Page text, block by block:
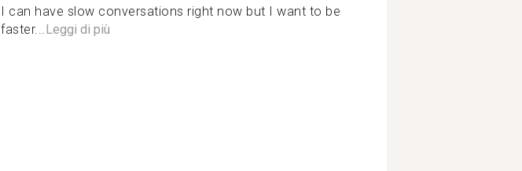
I can have slow conversations right now but I want to be
faster...Leggi di più